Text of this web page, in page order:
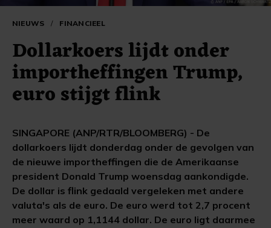
NIEUWS / FINANCIEEL
Dollarkoers lijdt onder
importheffingen Trump,
euro stijgt flink
SINGAPORE (ANP/RTR/BLOOMBERG) - De
dollarkoers lijdt donderdag onder de gevolgen van
de nieuwe importheffingen die de Amerikaanse
president Donald Trump woensdag aankondigde.
De dollar is flink gedaald vergeleken met andere
valuta's als de euro. De euro werd tot 2,7 procent
meer waard op 1,1144 dollar. De euro ligt daarmee